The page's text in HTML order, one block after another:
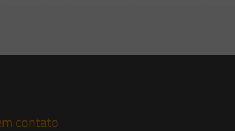
contato